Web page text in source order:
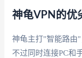
神龟VPN的优
神龟主打"智能路由"
不过同时连接PC和